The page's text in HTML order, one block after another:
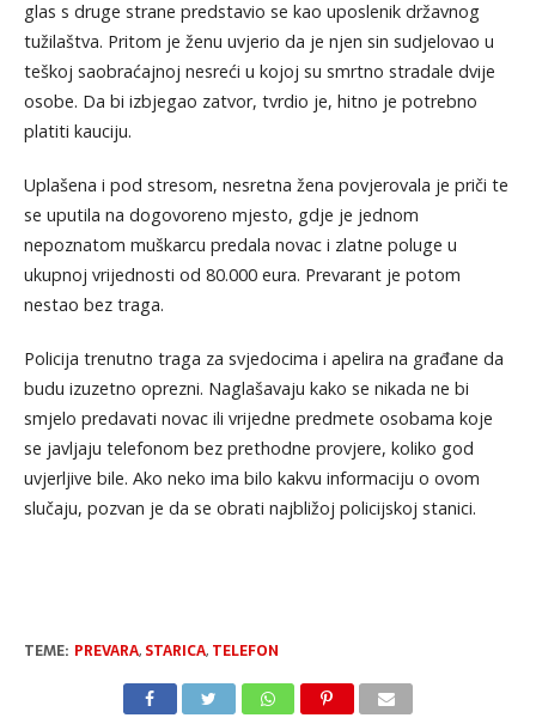
glas s druge strane predstavio se kao uposlenik državnog
tužilaštva. Pritom je ženu uvjerio da je njen sin sudjelovao u
teškoj saobraćajnoj nesreći u kojoj su smrtno stradale dvije
osobe. Da bi izbjegao zatvor, tvrdio je, hitno je potrebno
platiti kauciju.
Uplašena i pod stresom, nesretna žena povjerovala je priči te
se uputila na dogovoreno mjesto, gdje je jednom
nepoznatom muškarcu predala novac i zlatne poluge u
ukupnoj vrijednosti od 80.000 eura. Prevarant je potom
nestao bez traga.
Policija trenutno traga za svjedocima i apelira na građane da
budu izuzetno oprezni. Naglašavaju kako se nikada ne bi
smjelo predavati novac ili vrijedne predmete osobama koje
se javljaju telefonom bez prethodne provjere, koliko god
uvjerljive bile. Ako neko ima bilo kakvu informaciju o ovom
slučaju, pozvan je da se obrati najbližoj policijskoj stanici.
TEME: PREVARA, STARICA, TELEFON